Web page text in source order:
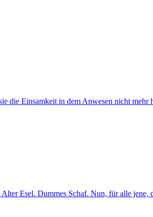
die Einsamkeit in dem Anwesen nicht mehr
Esel. Dummes Schaf. Nun, für alle jene,